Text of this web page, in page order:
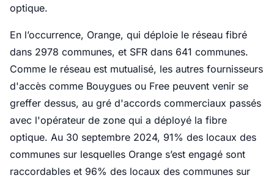
optique.
En l’occurrence, Orange, qui déploie le réseau fibré
dans 2978 communes, et SFR dans 641 communes.
Comme le réseau est mutualisé, les autres fournisseurs
d'accès comme Bouygues ou Free peuvent venir se
greffer dessus, au gré d'accords commerciaux passés
avec l'opérateur de zone qui a déployé la fibre
optique. Au 30 septembre 2024, 91% des locaux des
communes sur lesquelles Orange s’est engagé sont
raccordables et 96% des locaux des communes sur